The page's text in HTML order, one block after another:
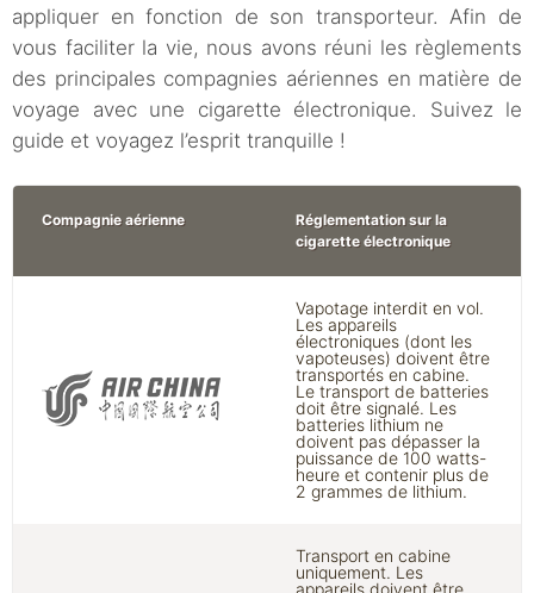
appliquer en fonction de son transporteur. Afin de
vous faciliter la vie, nous avons réuni les règlements
des principales compagnies aériennes en matière de
voyage avec une cigarette électronique. Suivez le
guide et voyagez l’esprit tranquille !
Compagnie aérienne
Réglementation sur la
cigarette électronique
Vapotage interdit en vol.
Les appareils
électroniques (dont les
vapoteuses) doivent être
transportés en cabine.
Le transport de batteries
doit être signalé. Les
batteries lithium ne
doivent pas dépasser la
puissance de 100 watts-
heure et contenir plus de
2 grammes de lithium.
Transport en cabine
uniquement. Les